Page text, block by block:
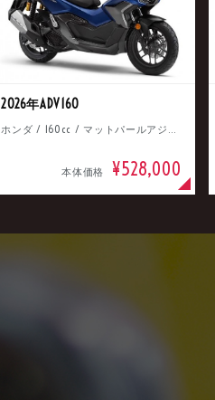
2026年ADV160
ホンダ / 160cc / マットパールアジャイルブルー
本体価格 ¥528,000